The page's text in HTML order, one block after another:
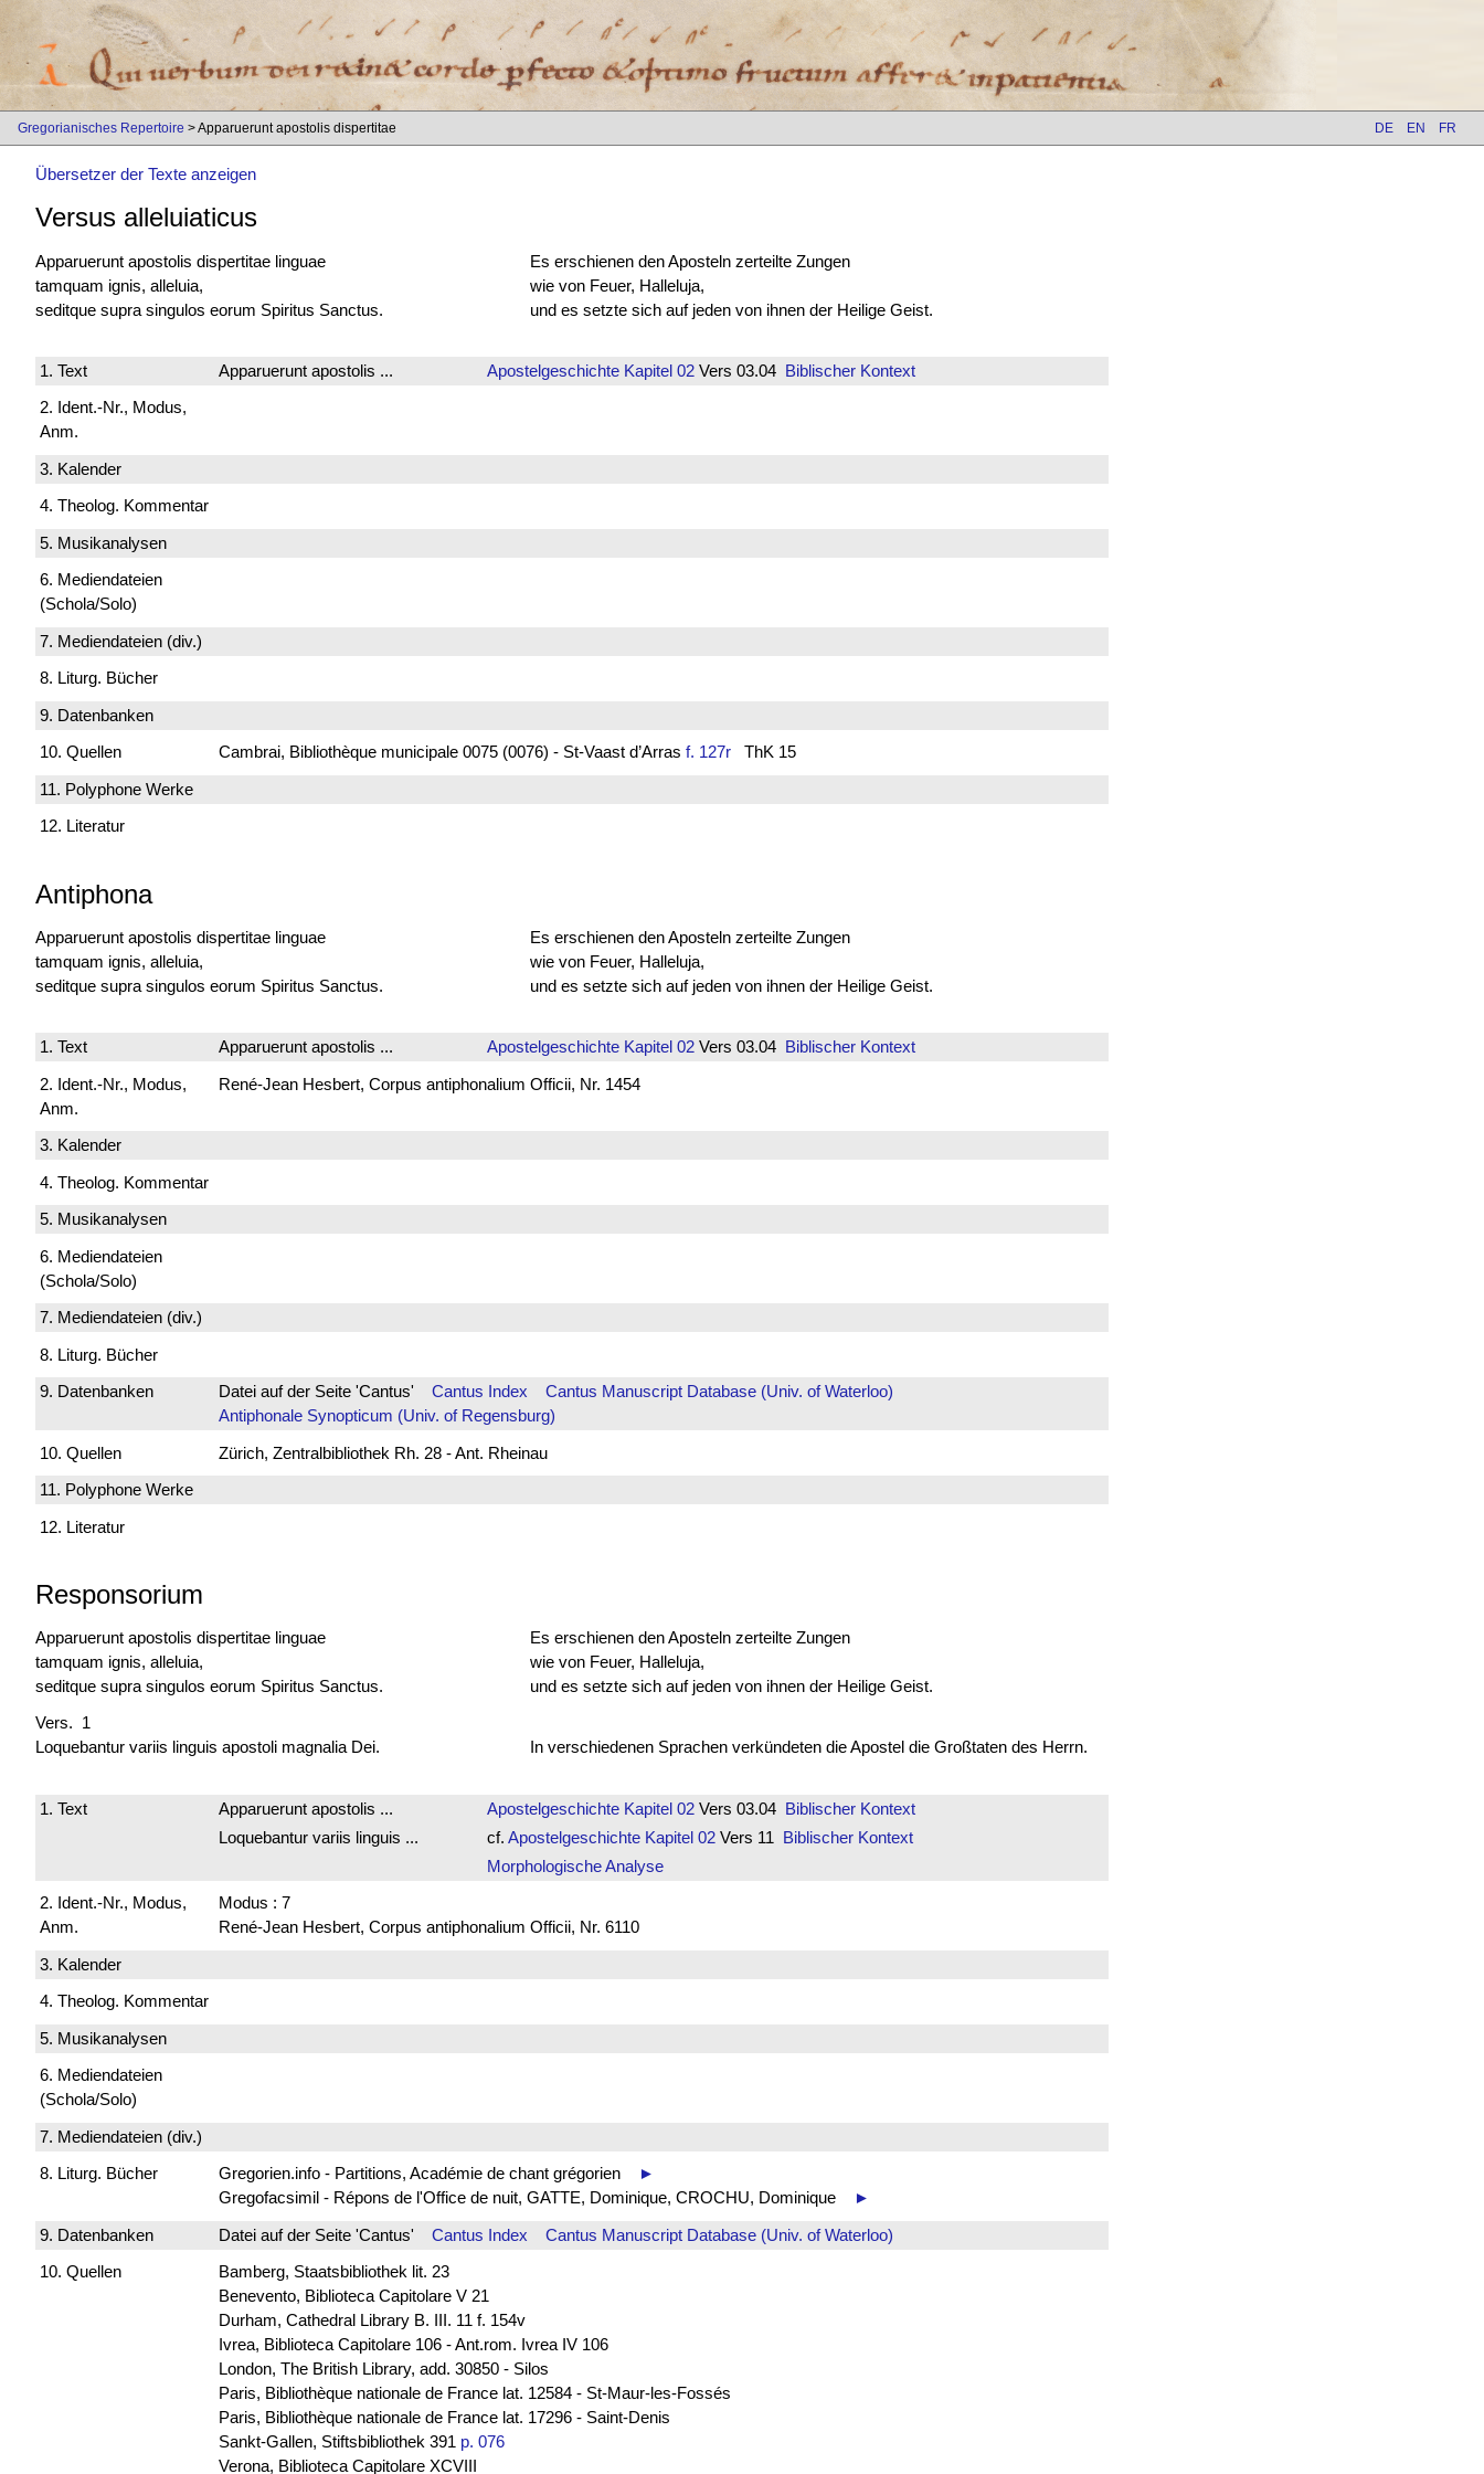
Gregorianisches Repertoire > Apparuerunt apostolis dispertitae DE EN FR
Übersetzer der Texte anzeigen
Versus alleluiaticus
Apparuerunt apostolis dispertitae linguae
tamquam ignis, alleluia,
seditque supra singulos eorum Spiritus Sanctus.
Es erschienen den Aposteln zerteilte Zungen
wie von Feuer, Halleluja,
und es setzte sich auf jeden von ihnen der Heilige Geist.
1. Text Apparuerunt apostolis ... ApostelgeschichteKapitel 02Vers 03.04 Biblischer Kontext
2. Ident.-Nr., Modus,
Anm.
3. Kalender
4. Theolog. Kommentar
5. Musikanalysen
6. Mediendateien
(Schola/Solo)
7. Mediendateien (div.)
8. Liturg. Bücher
9. Datenbanken
10. Quellen
Cambrai, Bibliothèque municipale 0075 (0076) - St-Vaast d’Arras f. 127rThK 15
11. Polyphone Werke
12. Literatur
Antiphona
Apparuerunt apostolis dispertitae linguae
tamquam ignis, alleluia,
seditque supra singulos eorum Spiritus Sanctus.
Es erschienen den Aposteln zerteilte Zungen
wie von Feuer, Halleluja,
und es setzte sich auf jeden von ihnen der Heilige Geist.
1. Text Apparuerunt apostolis ... ApostelgeschichteKapitel 02Vers 03.04 Biblischer Kontext
2. Ident.-Nr., Modus,
Anm.
René-Jean Hesbert, Corpus antiphonalium Officii, Nr. 1454
3. Kalender
4. Theolog. Kommentar
5. Musikanalysen
6. Mediendateien
(Schola/Solo)
7. Mediendateien (div.)
8. Liturg. Bücher
9. Datenbanken
Datei auf der Seite 'Cantus' Cantus Index
Cantus Manuscript Database (Univ. of Waterloo)
Antiphonale Synopticum (Univ. of Regensburg)
10. Quellen
Zürich, Zentralbibliothek Rh. 28 - Ant. Rheinau
11. Polyphone Werke
12. Literatur
Responsorium
Apparuerunt apostolis dispertitae linguae
tamquam ignis, alleluia,
seditque supra singulos eorum Spiritus Sanctus.
Es erschienen den Aposteln zerteilte Zungen
wie von Feuer, Halleluja,
und es setzte sich auf jeden von ihnen der Heilige Geist.
Vers. 1
Loquebantur variis linguis apostoli magnalia Dei.
In verschiedenen Sprachen verkündeten die Apostel die Großtaten des Herrn.
1. Text Apparuerunt apostolis ... ApostelgeschichteKapitel 02Vers 03.04 Biblischer Kontext
Loquebantur variis linguis ...
cf. ApostelgeschichteKapitel 02Vers 11 Biblischer Kontext
Morphologische Analyse
2. Ident.-Nr., Modus,
Anm.
Modus : 7
René-Jean Hesbert, Corpus antiphonalium Officii, Nr. 6110
3. Kalender
4. Theolog. Kommentar
5. Musikanalysen
6. Mediendateien
(Schola/Solo)
7. Mediendateien (div.)
8. Liturg. Bücher
Gregorien.info - Partitions, Académie de chant grégorien
►
Gregofacsimil - Répons de l'Office de nuit, GATTE, Dominique, CROCHU, Dominique
►
9. Datenbanken
Datei auf der Seite 'Cantus' Cantus Index
Cantus Manuscript Database (Univ. of Waterloo)
10. Quellen
Bamberg, Staatsbibliothek lit. 23
Benevento, Biblioteca Capitolare V 21
Durham, Cathedral Library B. III. 11 f. 154v
Ivrea, Biblioteca Capitolare 106 - Ant.rom. Ivrea IV 106
London, The British Library, add. 30850 - Silos
Paris, Bibliothèque nationale de France lat. 12584 - St-Maur-les-Fossés
Paris, Bibliothèque nationale de France lat. 17296 - Saint-Denis
Sankt-Gallen, Stiftsbibliothek 391 p. 076
Verona, Biblioteca Capitolare XCVIII